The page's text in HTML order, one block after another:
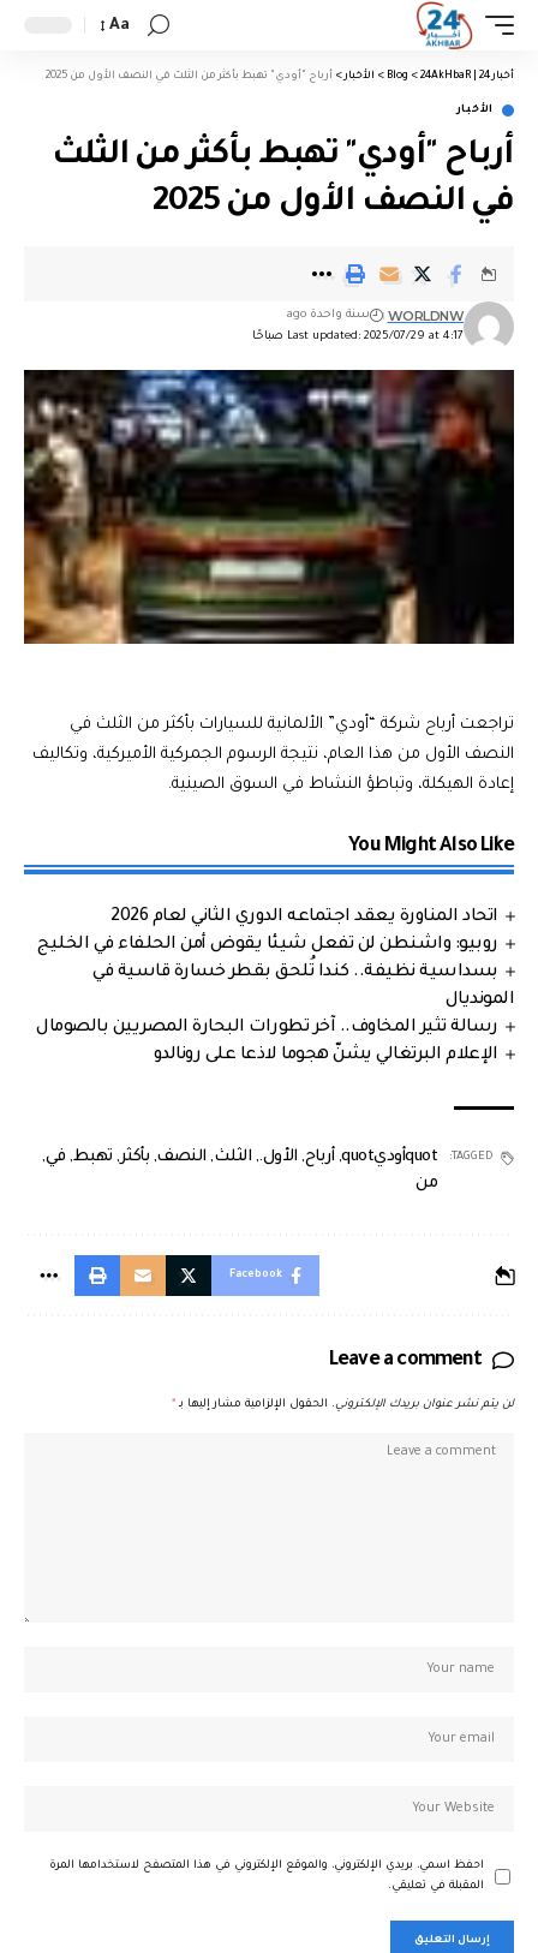
Aa
أخبار 24 | 24AkHbaR >
Blog
> الأخبار > أرباح "أودي" تهبط بأكثر من الثلث في النصف الأول من 2025
الأخبار
أرباح "أودي" تهبط بأكثر من الثلث
في النصف الأول من 2025
Last updated: 2025/07/29 at 4:17 صباحًا
WORLDNW سنة واحدة ago
تراجعت أرباح شركة “أودي” الألمانية للسيارات بأكثر من الثلث في
النصف الأول من هذا العام، نتيجة الرسوم الجمركية الأميركية، وتكاليف
إعادة الهيكلة، وتباطؤ النشاط في السوق الصينية.
You Might Also Like
اتحاد المناورة يعقد اجتماعه الدوري الثاني لعام 2026
روبيو: واشنطن لن تفعل شيئا يقوض أمن الحلفاء في الخليج
بسداسية نظيفة.. كندا تُلحق بقطر خسارة قاسية في
المونديال
رسالة تثير المخاوف.. آخر تطورات البحارة المصريين بالصومال
الإعلام البرتغالي يشنّ هجوما لاذعا على رونالدو
TAGGED: quotأوديquot , أرباح, الأول., الثلث, النصف, بأكثر, تهبط, في,
من
Facebook
Leave a comment
لن يتم نشر عنوان بريدك الإلكتروني. الحقول الإلزامية مشار إليها بـ *
احفظ اسمي، بريدي الإلكتروني، والموقع الإلكتروني في هذا المتصفح لاستخدامها المرة
المقبلة في تعليقي.